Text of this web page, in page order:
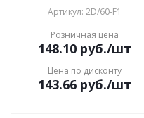
Артикул: 2D/60-F1
Розничная цена
148.10руб./шт
Цена по дисконту
143.66руб./шт